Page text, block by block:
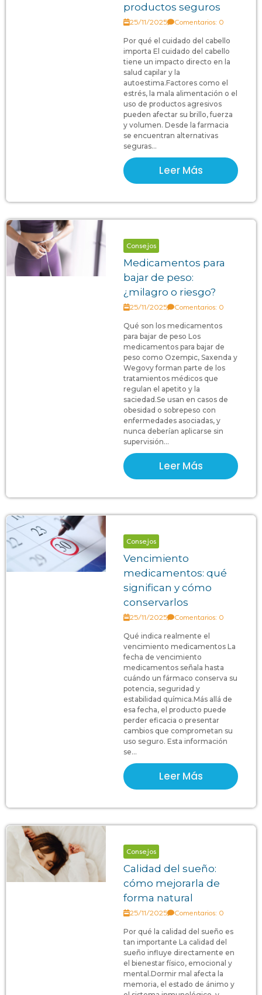
productos seguros
25/11/2025 Comentarios: 0
Por qué el cuidado del cabello
importa El cuidado del cabello
tiene un impacto directo en la
salud capilar y la
autoestima.Factores como el
estrés, la mala alimentación o el
uso de productos agresivos
pueden afectar su brillo, fuerza
y volumen. Desde la farmacia
se encuentran alternativas
seguras...
Leer Más
Consejos
Medicamentos para
bajar de peso:
¿milagro o riesgo?
25/11/2025 Comentarios: 0
Qué son los medicamentos
para bajar de peso Los
medicamentos para bajar de
peso como Ozempic, Saxenda y
Wegovy forman parte de los
tratamientos médicos que
regulan el apetito y la
saciedad.Se usan en casos de
obesidad o sobrepeso con
enfermedades asociadas, y
nunca deberían aplicarse sin
supervisión...
Leer Más
Consejos
Vencimiento
medicamentos: qué
significan y cómo
conservarlos
25/11/2025 Comentarios: 0
Qué indica realmente el
vencimiento medicamentos La
fecha de vencimiento
medicamentos señala hasta
cuándo un fármaco conserva su
potencia, seguridad y
estabilidad química.Más allá de
esa fecha, el producto puede
perder eficacia o presentar
cambios que comprometan su
uso seguro. Esta información
se...
Leer Más
Consejos
Calidad del sueño:
cómo mejorarla de
forma natural
25/11/2025 Comentarios: 0
Por qué la calidad del sueño es
tan importante La calidad del
sueño influye directamente en
el bienestar físico, emocional y
mental.Dormir mal afecta la
memoria, el estado de ánimo y